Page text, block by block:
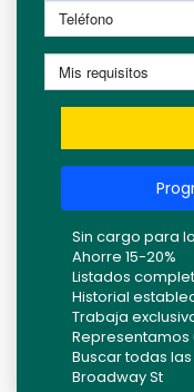
Sin cargo para
Ahorre 15-20%
Listados
Historial
Trabaja
Representamos
Buscar todas
Broadway St